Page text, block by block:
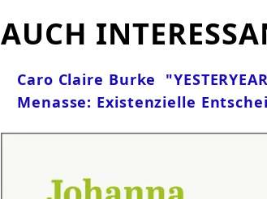
AUCH
Caro Claire Burke
Menasse: Existenzielle